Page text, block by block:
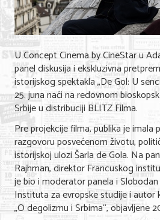
Sport i rekreacija
Hobi i razonoda
ADRESAR
Posao
Usluge
Nega lica i tela
Shopping
Sve za venčanje
Sve za decu
U Concept Cinema by CineStar u
panel diskusija i ekskluzivna
istorijskog spektakla „De Gol: U
25. juna naći na redovnom
Srbije u distribuciji BLITZ Filma.
Pre projekcije filma, publika je imala
razgovoru posvećenom životu,
istorijskoj ulozi Šarla de Gola. Na
Rajhman, direktor Francuskog
je bio i moderator panela i
Instituta za evropske studije i autor
„O degolizmu i Srbima“, objavljene